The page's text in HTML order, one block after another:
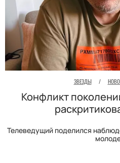
ЗВЕЗДЫ /
Конфликт
Телеведущий поделился